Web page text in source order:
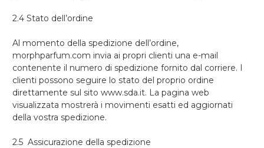
2.4 Stato dell’ordine
Al momento della spedizione dell’ordine,
morphparfum.com invia ai propri clienti una e-mail
contenente il numero di spedizione fornito dal corriere. I
clienti possono seguire lo stato del proprio ordine
direttamente sul sito www.sda.it. La pagina web
visualizzata mostrerà i movimenti esatti ed aggiornati
della vostra spedizione.
2.5 Assicurazione della spedizione